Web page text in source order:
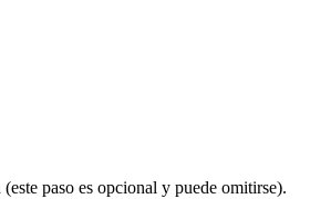
paso es opcional y puede omitirse).